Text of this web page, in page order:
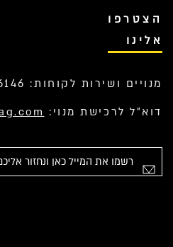
הצטרפו
אלינו
מנויים ושירות לקוחות: 058-5416146
דוא”ל לרכישת מנוי: